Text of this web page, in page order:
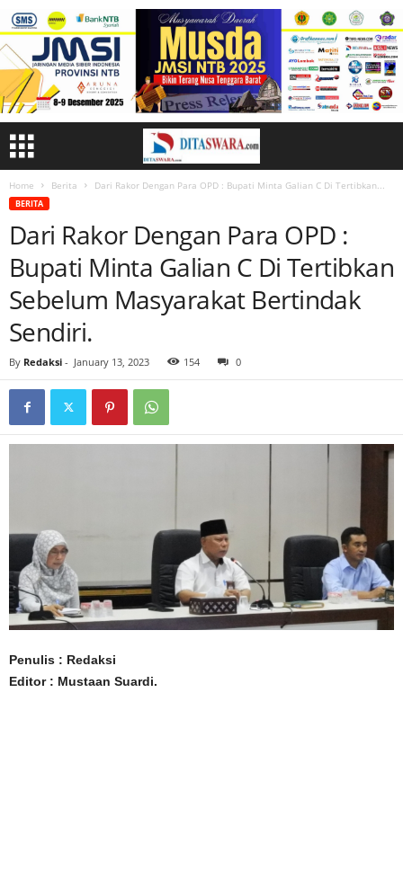
Home Berita Dari Rakor Dengan Para OPD : Bupati Minta Galian C Di Tertibkan...
BERITA
Dari Rakor Dengan Para OPD :
Bupati Minta Galian C Di Tertibkan
Sebelum Masyarakat Bertindak
Sendiri.
By Redaksi - January 13, 2023 154 0
Penulis : Redaksi
Editor : Mustaan Suardi.